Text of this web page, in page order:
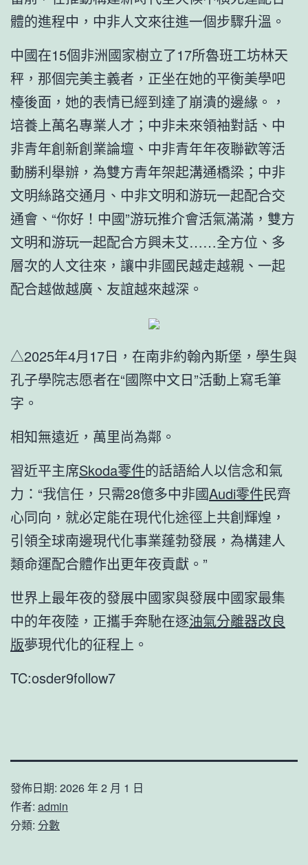
體的進程中，中非人文來往進一個步驟升溫。
中國在15個非洲國家樹立了17所魯班工坊林天
秤，那個完美主義者，正坐在她的平衡美學吧
檯後面，她的表情已經到達了崩潰的邊緣。，
培養上萬名專業人才；中非未來領袖對話、中
非青年創新創業論壇、中非青年年夜聯歡等活
動勝利舉辦，為雙方青年架起溝通橋梁；中非
文明絲路交通月、中非文明和游玩一起配合交
通會、“你好！中國”游玩推介會活氣滿滿，雙方
文明和游玩一起配合方興未艾……全方位、多
層次的人文往來，讓中非國民越走越親、一起
配合越做越廣、友誼越來越深。
△2025年4月17日，在南非約翰內斯堡，學生與
孔子學院志愿者在“國際中文日”活動上寫毛筆
字。
相知無遠近，萬里尚為鄰。
習近平主席Skoda零件的話語給人以信念和氣
力：“我信任，只需28億多中非國Audi零件民齊
心同向，就必定能在現代化途徑上共創輝煌，
引領全球南邊現代化事業蓬勃發展，為構建人
類命運配合體作出更年夜貢獻。”
世界上最年夜的發展中國家與發展中國家最集
中的年夜陸，正攜手奔馳在逐油氣分離器改良
版夢現代化的征程上。
TC:osder9follow7
發佈日期: 2026 年 2 月 1 日
作者: admin
分類: 分數